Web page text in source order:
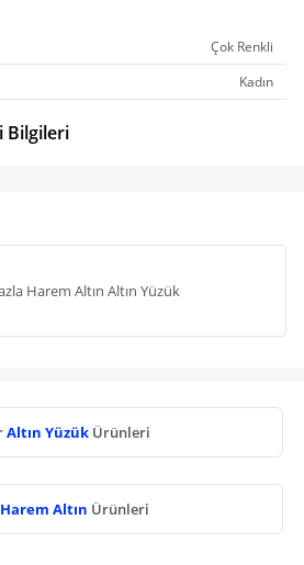
Çok Renkli
Kadın
Bilgileri
Harem Altın Altın Yüzük
Altın Yüzük Ürünleri
Harem Altın Ürünleri